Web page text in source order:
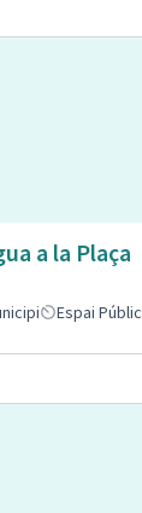
a la Plaça
Espai Públic